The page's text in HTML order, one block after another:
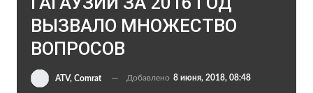
ВЫЗВАЛО МНОЖЕСТВО
ВОПРОСОВ
ATV, Comrat Добавлено 8 июня, 2018, 08:48